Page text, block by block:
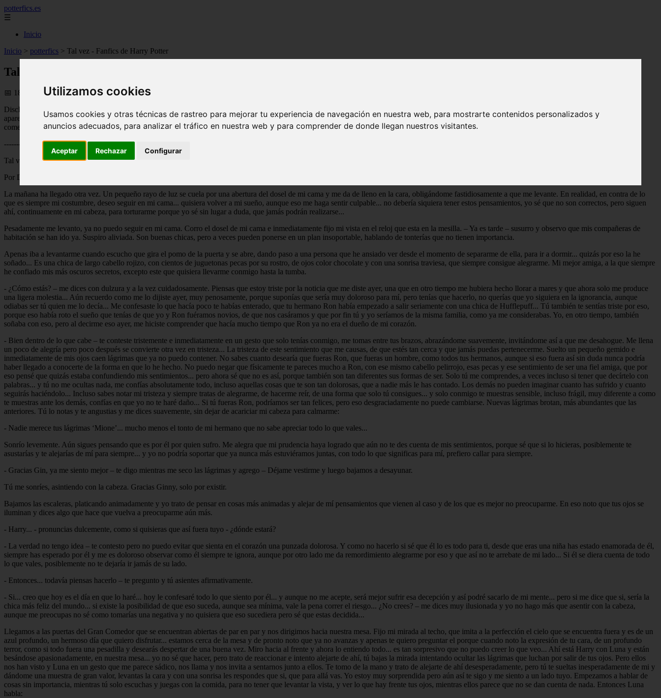
Utilizamos cookies
Usamos cookies y otras técnicas de rastreo para mejorar tu experiencia de navegación en nuestra web, para mostrarte contenidos personalizados y
anuncios adecuados, para analizar el tráfico en nuestra web y para comprender de donde llegan nuestros visitantes.
Aceptar Rechazar Configurar
potterfics.es
☰
Inicio
Inicio > potterfics > Tal vez - Fanfics de Harry Potter
Tal vez - Fanfics de Harry Potter
📅 18/06/2025
Disclaimer: Todos los personajes y situaciones de Harry Potter pertenecen a su autora JK Rowling y a Warner Bros. La letra de canción es de Sin Bandera (una súper canción) y las situaciones ficticias que
aparecen son de mi autoría. Dejando esto claro, espero que les guste este intento de femslash, un poco cursi, que hice en un momento de corta inspiración, pero que creí que sería bueno escribir. Algún
comentario, queja, felicitación o petición, así como recomendaciones de sus fics, solo dejen un review y me alegraran el día. Bye...
--------------------------------------------------------------------------------
Tal vez...
Por Desire Black
La mañana ha llegado otra vez. Un pequeño rayo de luz se cuela por una abertura del dosel de mi cama y me da de lleno en la cara, obligándome fastidiosamente a que me levante. En realidad, en contra de lo
que es siempre mi costumbre, deseo seguir en mi cama... quisiera volver a mi sueño, aunque eso me haga sentir culpable... no debería siquiera tener estos pensamientos, yo sé que no son correctos, pero siguen
ahí, continuamente en mi cabeza, para torturarme porque yo sé sin lugar a duda, que jamás podrán realizarse...
Pesadamente me levanto, ya no puedo seguir en mi cama. Corro el dosel de mi cama e inmediatamente fijo mi vista en el reloj que esta en la mesilla. – Ya es tarde – susurro y observo que mis compañeras de
habitación se han ido ya. Suspiro aliviada. Son buenas chicas, pero a veces pueden ponerse en un plan insoportable, hablando de tonterías que no tienen importancia.
Apenas iba a levantarme cuando escucho que gira el pomo de la puerta y se abre, dando paso a una persona que he ansiado ver desde el momento de separarme de ella, para ir a dormir... quizás por eso la he
soñado... Es una chica de largo cabello rojizo, con cientos de juguetonas pecas por su rostro, de ojos color chocolate y con una sonrisa traviesa, que siempre consigue alegrarme. Mi mejor amiga, a la que siempre
he confiado mis más oscuros secretos, excepto este que quisiera llevarme conmigo hasta la tumba.
- ¿Cómo estás? – me dices con dulzura y a la vez cuidadosamente. Piensas que estoy triste por la noticia que me diste ayer, una que en otro tiempo me hubiera hecho llorar a mares y que ahora solo me produce
una ligera molestia... Aún recuerdo como me lo dijiste ayer, muy penosamente, porque suponías que sería muy doloroso para mí, pero tenías que hacerlo, no querías que yo siguiera en la ignorancia, aunque
odiabas ser tú quien me lo decía... Me confesaste lo que hacía poco te habías enterado, que tu hermano Ron había empezado a salir seriamente con una chica de Hufflepuff... Tú también te sentías triste por eso,
porque eso había roto el sueño que tenías de que yo y Ron fuéramos novios, de que nos casáramos y que por fin tú y yo seríamos de la misma familia, como ya me considerabas. Yo, en otro tiempo, también
soñaba con eso, pero al decirme eso ayer, me hiciste comprender que hacía mucho tiempo que Ron ya no era el dueño de mi corazón.
- Bien dentro de lo que cabe – te conteste tristemente e inmediatamente en un gesto que solo tenías conmigo, me tomas entre tus brazos, abrazándome suavemente, invitándome así a que me desahogue. Me llena
un poco de alegría pero poco después se convierte otra vez en tristeza... La tristeza de este sentimiento que me causas, de que estés tan cerca y que jamás puedas pertenecerme. Suelto un pequeño gemido e
inmediatamente de mis ojos caen lágrimas que ya no puedo contener. No sabes cuanto desearía que fueras Ron, que fueras un hombre, como todos tus hermanos, aunque si eso fuera así sin duda nunca podría
haber llegado a conocerte de la forma en que lo he hecho. No puedo negar que físicamente te pareces mucho a Ron, con ese mismo cabello pelirrojo, esas pecas y ese sentimiento de ser una fiel amiga, que por
eso pensé que quizás estaba confundiendo mis sentimientos... pero ahora sé que no es así, porque también son tan diferentes sus formas de ser. Solo tú me comprendes, a veces incluso si tener que decírtelo con
palabras... y tú no me ocultas nada, me confías absolutamente todo, incluso aquellas cosas que te son tan dolorosas, que a nadie más le has contado. Los demás no pueden imaginar cuanto has sufrido y cuanto
seguirás haciéndolo... Incluso sabes notar mi tristeza y siempre tratas de alegrarme, de hacerme reír, de una forma que solo tú consigues... y solo conmigo te muestras sensible, incluso frágil, muy diferente a como
te muestras ante los demás, confías en que yo no te haré daño... Si tú fueras Ron, podríamos ser tan felices, pero eso desgraciadamente no puede cambiarse. Nuevas lágrimas brotan, más abundantes que las
anteriores. Tú lo notas y te angustias y me dices suavemente, sin dejar de acariciar mi cabeza para calmarme:
- Nadie merece tus lágrimas ‘Mione’... mucho menos el tonto de mi hermano que no sabe apreciar todo lo que vales...
Sonrío levemente. Aún sigues pensando que es por él por quien sufro. Me alegra que mi prudencia haya logrado que aún no te des cuenta de mis sentimientos, porque sé que si lo hicieras, posiblemente te
asustarías y te alejarías de mí para siempre... y yo no podría soportar que ya nunca más estuviéramos juntas, con todo lo que significas para mí, prefiero callar para siempre.
- Gracias Gin, ya me siento mejor – te digo mientras me seco las lágrimas y agrego – Déjame vestirme y luego bajamos a desayunar.
Tú me sonríes, asintiendo con la cabeza. Gracias Ginny, solo por existir.
Bajamos las escaleras, platicando animadamente y yo trato de pensar en cosas más animadas y alejar de mí pensamientos que vienen al caso y de los que es mejor no preocuparme. En eso noto que tus ojos se
iluminan y dices algo que hace que vuelva a preocuparme aún más.
- Harry... - pronuncias dulcemente, como si quisieras que así fuera tuyo - ¿dónde estará?
- La verdad no tengo idea – te contesto pero no puedo evitar que sienta en el corazón una punzada dolorosa. Y como no hacerlo si sé que él lo es todo para ti, desde que eras una niña has estado enamorada de él,
siempre has esperado por él y me es doloroso observar como él siempre te ignora, aunque por otro lado me da remordimiento alegrarme por eso y que así no te arrebate de mi lado... Si él se diera cuenta de todo
lo que vales, posiblemente no te dejaría ir jamás de su lado.
- Entonces... todavía piensas hacerlo – te pregunto y tú asientes afirmativamente.
- Si... creo que hoy es el día en que lo haré... hoy le confesaré todo lo que siento por él... y aunque no me acepte, será mejor sufrir esa decepción y así podré sacarlo de mi mente... pero si me dice que si, sería la
chica más feliz del mundo... si existe la posibilidad de que eso suceda, aunque sea mínima, vale la pena correr el riesgo... ¿No crees? – me dices muy ilusionada y yo no hago más que asentir con la cabeza,
aunque me preocupas no sé como tomarías una negativa y no quisiera que eso sucediera pero sé que estas decidida...
Llegamos a las puertas del Gran Comedor que se encuentran abiertas de par en par y nos dirigimos hacia nuestra mesa. Fijo mi mirada al techo, que imita a la perfección el cielo que se encuentra fuera y es de un
azul profundo, un hermoso día que quiero disfrutar... estamos cerca de la mesa y de pronto noto que ya no avanzas y apenas te quiero preguntar el porque cuando noto la expresión de tu cara, de un profundo
terror, como si todo fuera una pesadilla y desearás despertar de una buena vez. Miro hacia al frente y ahora lo entiendo todo... es tan sorpresivo que no puedo creer lo que veo... Ahí está Harry con Luna y están
besándose apasionadamente, en nuestra mesa... yo no sé que hacer, pero trato de reaccionar e intento alejarte de ahí, tú bajas la mirada intentando ocultar las lágrimas que luchan por salir de tus ojos. Pero ellos
nos han visto y Luna en un gesto que me parece sádico, nos llama y nos invita a sentarnos junto a ellos. Te tomo de la mano y trato de alejarte de ahí desesperadamente, pero tú te sueltas inesperadamente de mi y
dándome una muestra de gran valor, levantas la cara y con una sonrisa les respondes que si, que para allá vas. Yo estoy muy sorprendida pero aún así te sigo y me siento a un lado tuyo. Empezamos a hablar de
cosas sin importancia, mientras tú solo escuchas y juegas con la comida, para no tener que levantar la vista, y ver lo que hay frente tus ojos, mientras ellos parece que no se dan cuenta de nada. Entonces Luna
habla: